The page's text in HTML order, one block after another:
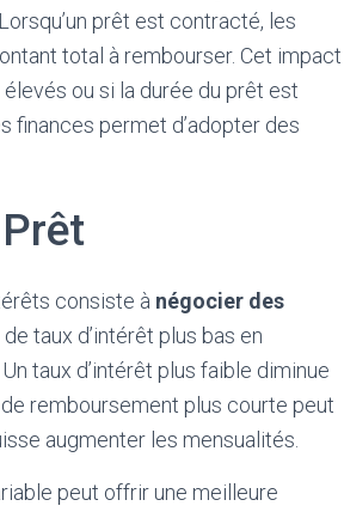
prêt est contracté, les
total à rembourser. Cet impact
ou si la durée du prêt est
finances permet d’adopter des
consiste à négocier des
taux d’intérêt plus bas en
taux d’intérêt plus faible diminue
remboursement plus courte peut
augmenter les mensualités.
peut offrir une meilleure